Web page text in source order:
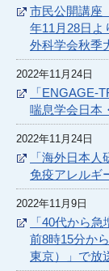
市民公開講座
年11月28日よ
外科学会秋季
2022年11月24日
「ENGAGE-
喘息学会日本
2022年11月24日
「海外日本
免疫アレルギ
2022年11月9日
「40代から
前8時15分か
東京）」で放